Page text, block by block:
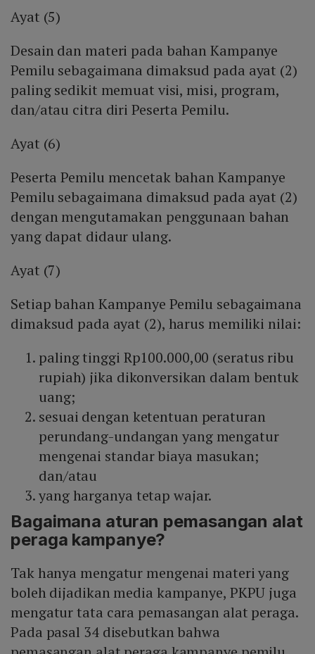
Ayat (5)
Desain dan materi pada bahan Kampanye
Pemilu sebagaimana dimaksud pada ayat (2)
paling sedikit memuat visi, misi, program,
dan/atau citra diri Peserta Pemilu.
Ayat (6)
Peserta Pemilu mencetak bahan Kampanye
Pemilu sebagaimana dimaksud pada ayat (2)
dengan mengutamakan penggunaan bahan
yang dapat didaur ulang.
Ayat (7)
Setiap bahan Kampanye Pemilu sebagaimana
dimaksud pada ayat (2), harus memiliki nilai:
paling tinggi Rp100.000,00 (seratus ribu
rupiah) jika dikonversikan dalam bentuk
uang;
sesuai dengan ketentuan peraturan
perundang-undangan yang mengatur
mengenai standar biaya masukan;
dan/atau
yang harganya tetap wajar.
Bagaimana aturan pemasangan alat
peraga kampanye?
Tak hanya mengatur mengenai materi yang
boleh dijadikan media kampanye, PKPU juga
mengatur tata cara pemasangan alat peraga.
Pada pasal 34 disebutkan bahwa